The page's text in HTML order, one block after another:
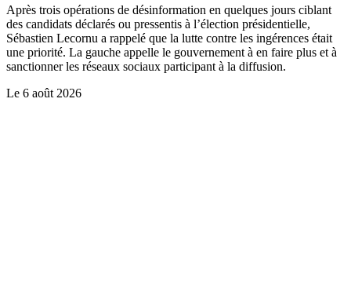
Après trois opérations de désinformation en quelques jours ciblant
des candidats déclarés ou pressentis à l’élection présidentielle,
Sébastien Lecornu a rappelé que la lutte contre les ingérences était
une priorité. La gauche appelle le gouvernement à en faire plus et à
sanctionner les réseaux sociaux participant à la diffusion.
Le 6 août 2026